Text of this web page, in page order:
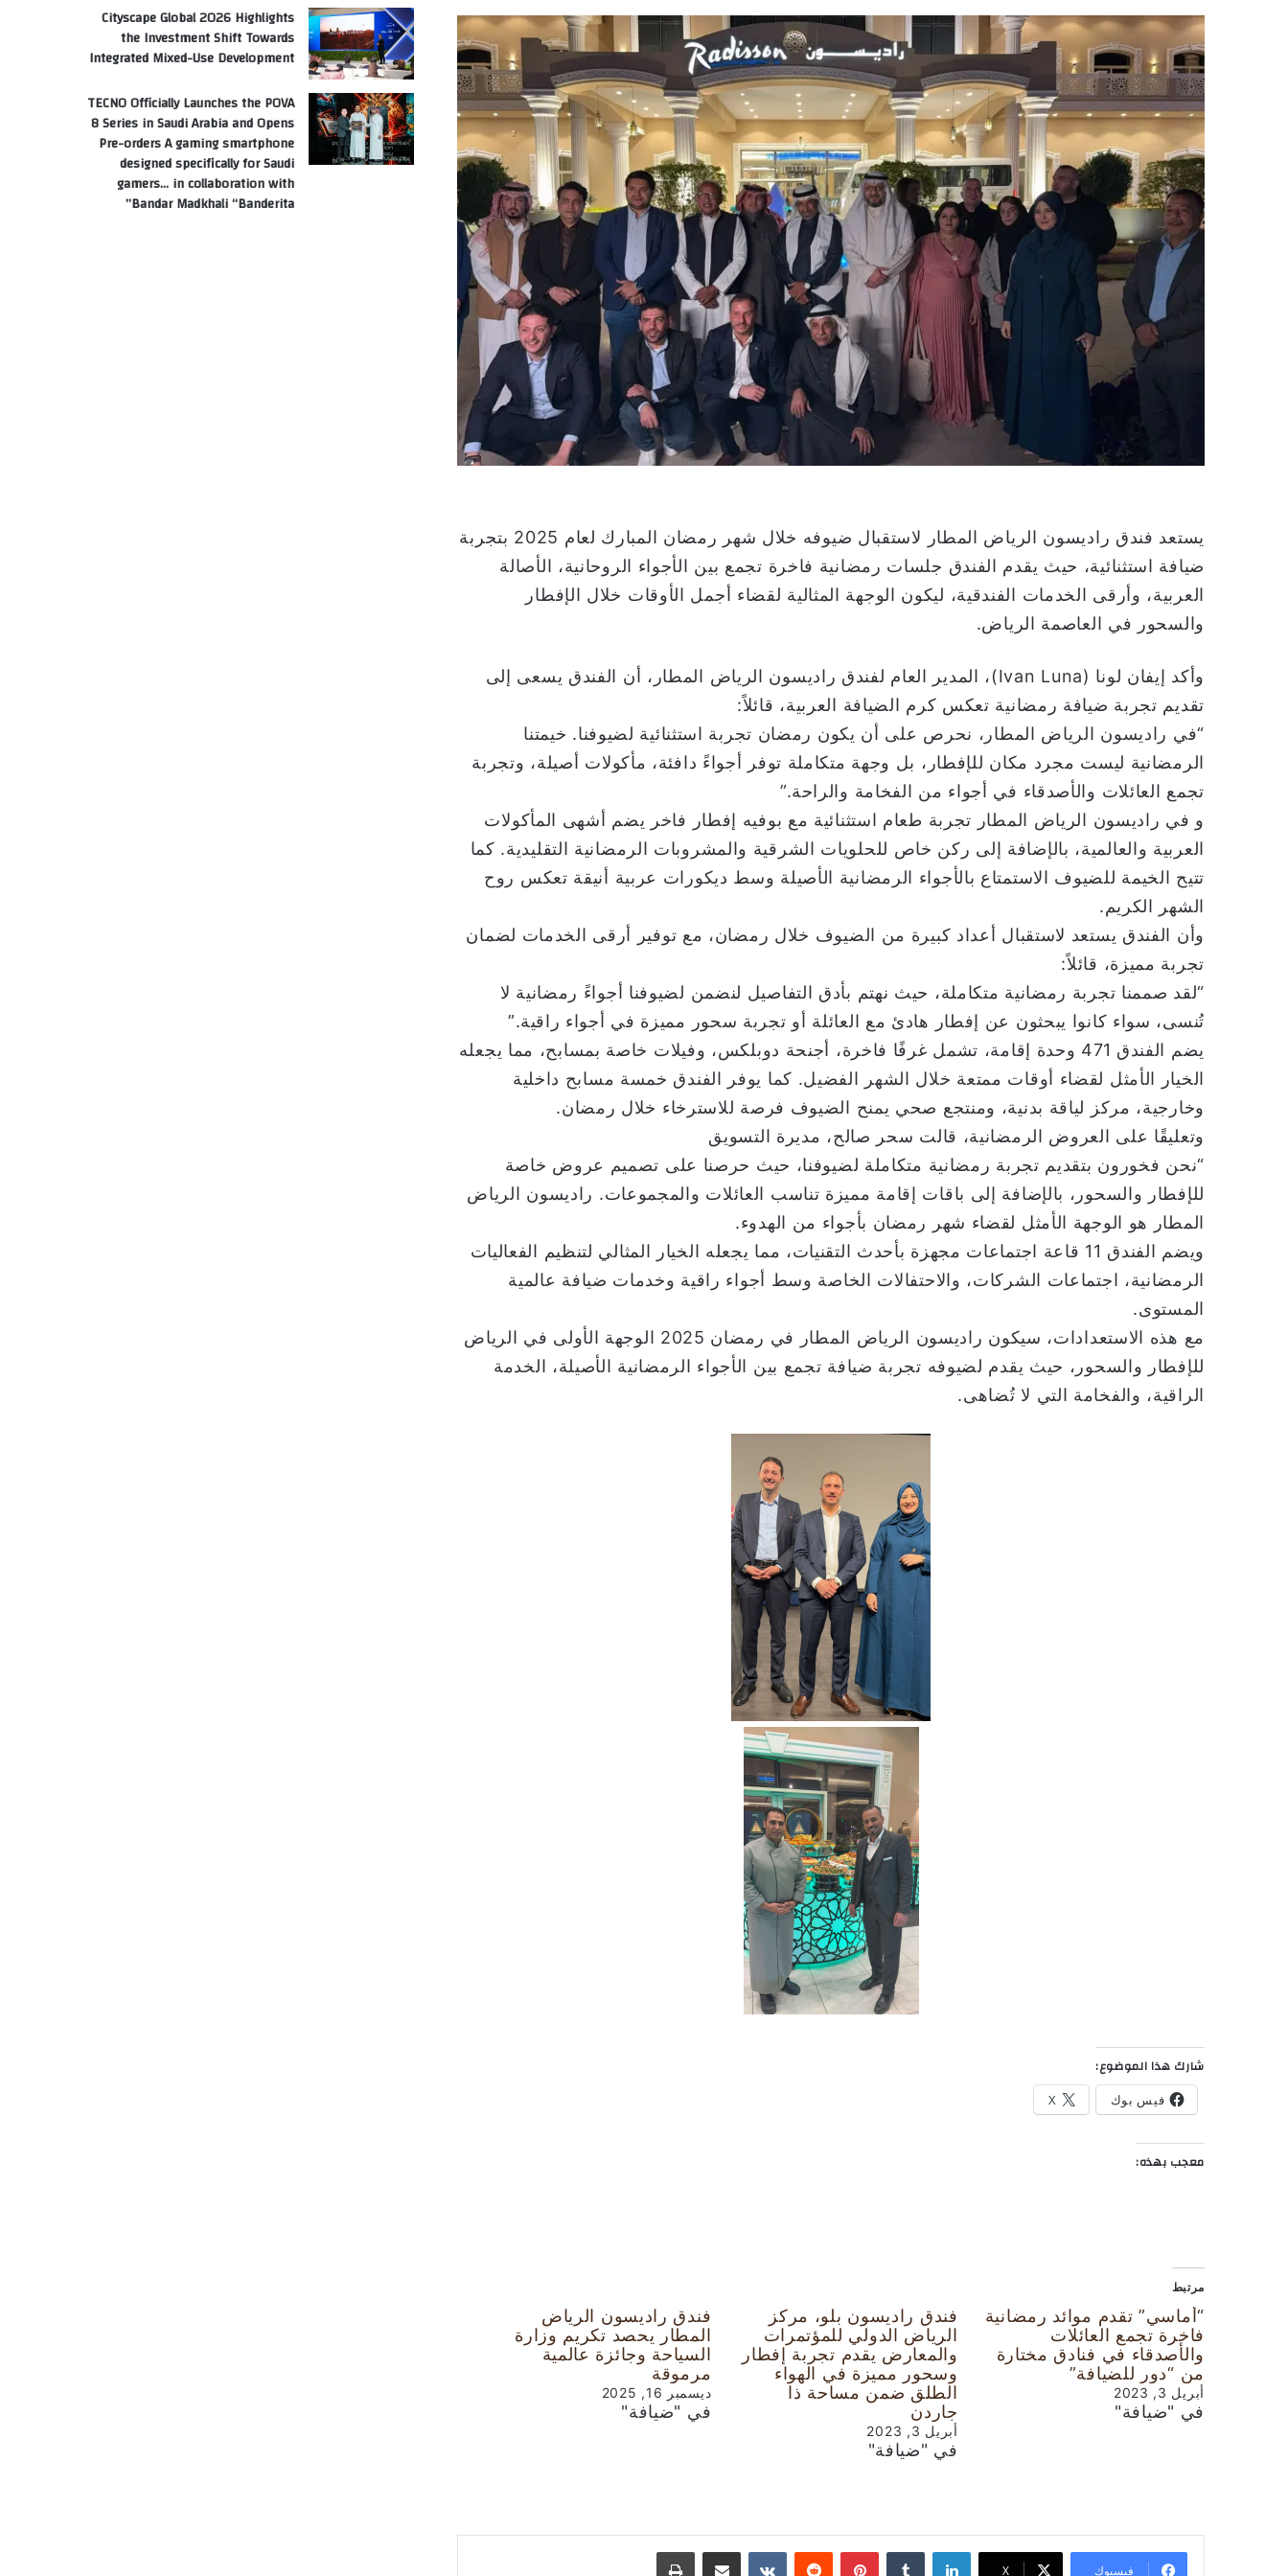
س
ب
ر
ي
ا
يستعد فندق راديسون الرياض المطار لاستقبال ضيوفه خلال شهر رمضان المبارك لعام 2025 بتجربة
ضيافة استثنائية، حيث يقدم الفندق جلسات رمضانية فاخرة تجمع بين الأجواء الروحانية، الأصالة
العربية، وأرقى الخدمات الفندقية، ليكون الوجهة المثالية لقضاء أجمل الأوقات خلال الإفطار
والسحور في العاصمة الرياض.
وأكد إيفان لونا (Ivan Luna)، المدير العام لفندق راديسون الرياض المطار، أن الفندق يسعى إلى
تقديم تجربة ضيافة رمضانية تعكس كرم الضيافة العربية، قائلاً:
“في راديسون الرياض المطار، نحرص على أن يكون رمضان تجربة استثنائية لضيوفنا. خيمتنا
الرمضانية ليست مجرد مكان للإفطار، بل وجهة متكاملة توفر أجواءً دافئة، مأكولات أصيلة، وتجربة
تجمع العائلات والأصدقاء في أجواء من الفخامة والراحة.”
و في راديسون الرياض المطار تجربة طعام استثنائية مع بوفيه إفطار فاخر يضم أشهى المأكولات
العربية والعالمية، بالإضافة إلى ركن خاص للحلويات الشرقية والمشروبات الرمضانية التقليدية. كما
تتيح الخيمة للضيوف الاستمتاع بالأجواء الرمضانية الأصيلة وسط ديكورات عربية أنيقة تعكس روح
الشهر الكريم.
وأن الفندق يستعد لاستقبال أعداد كبيرة من الضيوف خلال رمضان، مع توفير أرقى الخدمات لضمان
تجربة مميزة، قائلاً:
“لقد صممنا تجربة رمضانية متكاملة، حيث نهتم بأدق التفاصيل لنضمن لضيوفنا أجواءً رمضانية لا
تُنسى، سواء كانوا يبحثون عن إفطار هادئ مع العائلة أو تجربة سحور مميزة في أجواء راقية.”
يضم الفندق 471 وحدة إقامة، تشمل غرفًا فاخرة، أجنحة دوبلكس، وفيلات خاصة بمسابح، مما يجعله
الخيار الأمثل لقضاء أوقات ممتعة خلال الشهر الفضيل. كما يوفر الفندق خمسة مسابح داخلية
وخارجية، مركز لياقة بدنية، ومنتجع صحي يمنح الضيوف فرصة للاسترخاء خلال رمضان.
وتعليقًا على العروض الرمضانية، قالت سحر صالح، مديرة التسويق
“نحن فخورون بتقديم تجربة رمضانية متكاملة لضيوفنا، حيث حرصنا على تصميم عروض خاصة
للإفطار والسحور، بالإضافة إلى باقات إقامة مميزة تناسب العائلات والمجموعات. راديسون الرياض
المطار هو الوجهة الأمثل لقضاء شهر رمضان بأجواء من الهدوء.
ويضم الفندق 11 قاعة اجتماعات مجهزة بأحدث التقنيات، مما يجعله الخيار المثالي لتنظيم الفعاليات
الرمضانية، اجتماعات الشركات، والاحتفالات الخاصة وسط أجواء راقية وخدمات ضيافة عالمية
المستوى.
مع هذه الاستعدادات، سيكون راديسون الرياض المطار في رمضان 2025 الوجهة الأولى في الرياض
للإفطار والسحور، حيث يقدم لضيوفه تجربة ضيافة تجمع بين الأجواء الرمضانية الأصيلة، الخدمة
الراقية، والفخامة التي لا تُضاهى.
شارك هذا الموضوع:
فيس بوك X
معجب بهذه:
مرتبط
“أماسي” تقدم موائد رمضانية
فاخرة تجمع العائلات
والأصدقاء في فنادق مختارة
من “دور للضيافة”
أبريل 3, 2023
في "ضيافة"
فندق راديسون بلو، مركز
الرياض الدولي للمؤتمرات
والمعارض يقدم تجربة إفطار
وسحور مميزة في الهواء
الطلق ضمن مساحة ذا
جاردن
أبريل 3, 2023
في "ضيافة"
فندق راديسون الرياض
المطار يحصد تكريم وزارة
السياحة وجائزة عالمية
مرموقة
ديسمبر 16, 2025
في "ضيافة"
فيسبوك ‫X
لينكدإن بينتيريست
Cityscape Global 2026 Highlights
the Investment Shift Towards
Integrated Mixed-Use Development
TECNO Officially Launches the POVA
8 Series in Saudi Arabia and Opens
Pre-orders A gaming smartphone
designed specifically for Saudi
gamers… in collaboration with
Bandar Madkhali “Banderita”